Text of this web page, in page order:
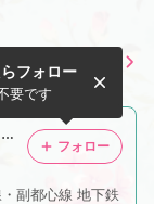
ッスンスケジ
東京 板橋区成増 マカロンタワー・クレイケーキレッスン salon de lien
副都心線 地下鉄
フォロー
要です
フォロー